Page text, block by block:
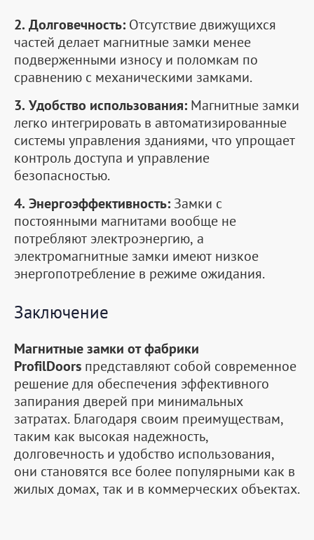
2. Долговечность: Отсутствие движущихся
частей делает магнитные замки менее
подверженными износу и поломкам по
сравнению с механическими замками.
3. Удобство использования: Магнитные замки
легко интегрировать в автоматизированные
системы управления зданиями, что упрощает
контроль доступа и управление
безопасностью.
4. Энергоэффективность: Замки с
постоянными магнитами вообще не
потребляют электроэнергию, а
электромагнитные замки имеют низкое
энергопотребление в режиме ожидания.
Заключение
Магнитные замки от фабрики
ProfilDoors представляют собой современное
решение для обеспечения эффективного
запирания дверей при минимальных
затратах. Благодаря своим преимуществам,
таким как высокая надежность,
долговечность и удобство использования,
они становятся все более популярными как в
жилых домах, так и в коммерческих объектах.